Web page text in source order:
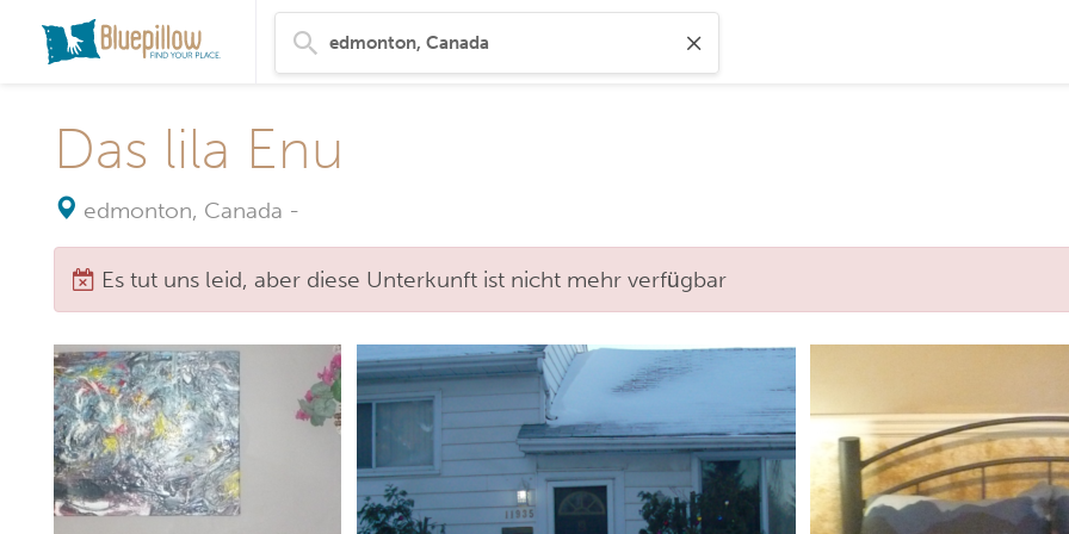
Das lila Enu
edmonton, Canada -
Es tut uns leid, aber diese Unterkunft ist nicht mehr verfügbar